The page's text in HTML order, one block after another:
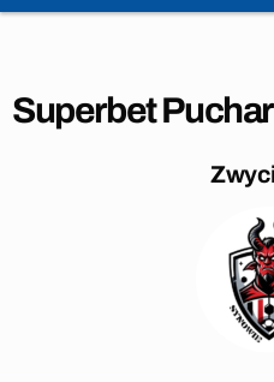
Superbet